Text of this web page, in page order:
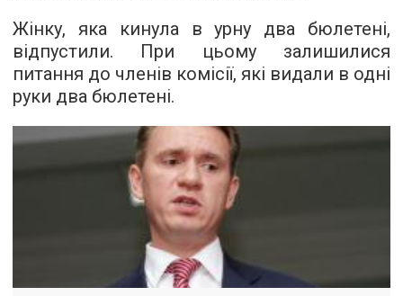
Жінку, яка кинула в урну два бюлетені,
відпустили. При цьому залишилися
питання до членів комісії, які видали в одні
руки два бюлетені.